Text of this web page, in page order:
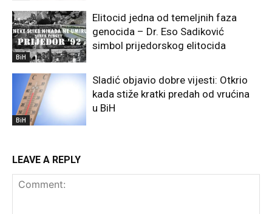
BiH
Elitocid jedna od temeljnih faza
genocida – Dr. Eso Sadiković
simbol prijedorskog elitocida
BiH
Sladić objavio dobre vijesti: Otkrio
kada stiže kratki predah od vrućina
u BiH
LEAVE A REPLY